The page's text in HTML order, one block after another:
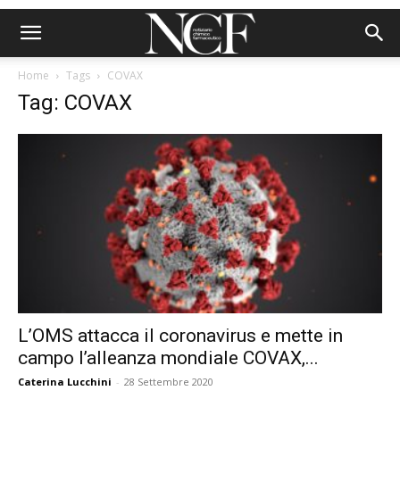
Home Tags COVAX
Tag: COVAX
L’OMS attacca il coronavirus e mette in
campo l’alleanza mondiale COVAX,...
Caterina Lucchini - 28 Settembre 2020